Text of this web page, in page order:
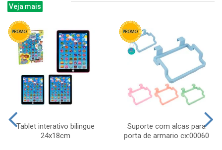
Veja mais
Tablet interativo bilingue
24x18cm
Suporte com alcas para
porta de armario cx:00060